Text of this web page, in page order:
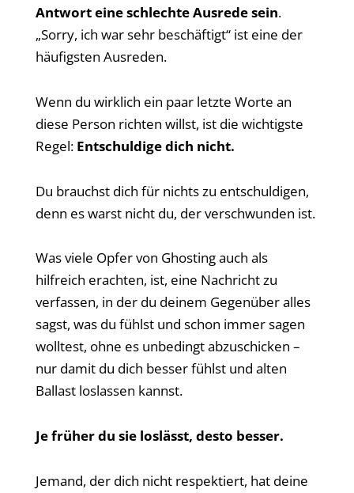
Antwort eine schlechte Ausrede sein.
„Sorry, ich war sehr beschäftigt“ ist eine der
häufigsten Ausreden.
Wenn du wirklich ein paar letzte Worte an
diese Person richten willst, ist die wichtigste
Regel: Entschuldige dich nicht.
Du brauchst dich für nichts zu entschuldigen,
denn es warst nicht du, der verschwunden ist.
Was viele Opfer von Ghosting auch als
hilfreich erachten, ist, eine Nachricht zu
verfassen, in der du deinem Gegenüber alles
sagst, was du fühlst und schon immer sagen
wolltest, ohne es unbedingt abzuschicken –
nur damit du dich besser fühlst und alten
Ballast loslassen kannst.
Je früher du sie loslässt, desto besser.
Jemand, der dich nicht respektiert, hat deine